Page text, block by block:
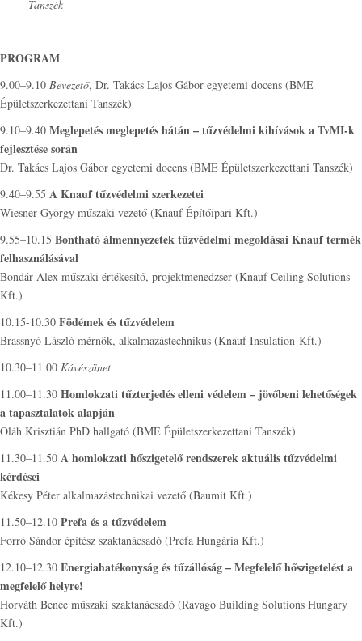
Tanszék
PROGRAM
9.00–9.10 Bevezető, Dr. Takács Lajos Gábor egyetemi docens (BME
Épületszerkezettani Tanszék)
9.10–9.40 Meglepetés meglepetés hátán – tűzvédelmi kihívások a TvMI-k
fejlesztése során
Dr. Takács Lajos Gábor egyetemi docens (BME Épületszerkezettani Tanszék)
9.40–9.55 A Knauf tűzvédelmi szerkezetei
Wiesner György műszaki vezető (Knauf Építőipari Kft.)
9.55–10.15 Bontható álmennyezetek tűzvédelmi megoldásai Knauf termék
felhasználásával
Bondár Alex műszaki értékesítő, projektmenedzser (Knauf Ceiling Solutions
Kft.)
10.15-10.30 Födémek és tűzvédelem
Brassnyó László mérnök, alkalmazástechnikus (Knauf Insulation Kft.)
10.30–11.00 Kávészünet
11.00–11.30 Homlokzati tűzterjedés elleni védelem – jövőbeni lehetőségek
a tapasztalatok alapján
Oláh Krisztián PhD hallgató (BME Épületszerkezettani Tanszék)
11.30–11.50 A homlokzati hőszigetelő rendszerek aktuális tűzvédelmi
kérdései
Kékesy Péter alkalmazástechnikai vezető (Baumit Kft.)
11.50–12.10 Prefa és a tűzvédelem
Forró Sándor építész szaktanácsadó (Prefa Hungária Kft.)
12.10–12.30 Energiahatékonyság és tűzállóság – Megfelelő hőszigetelést a
megfelelő helyre!
Horváth Bence műszaki szaktanácsadó (Ravago Building Solutions Hungary
Kft.)